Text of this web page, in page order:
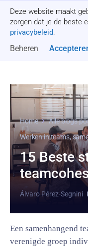
Deze website maakt
zorgen dat je de beste
privacybeleid.
Beheren
Home
Alle blogs
Werken in teams,
15 Beste
Álvaro Pérez-Segnini
Een samenhangend
verenigde groep